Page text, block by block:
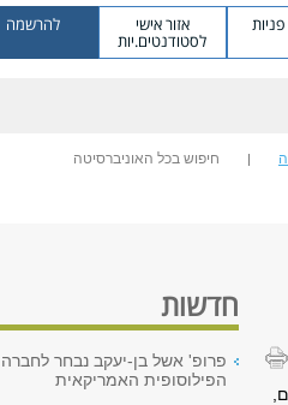
אזור אישי
לסטודנטים.יות
להרשמה
חיפוש בכל האוניברסיטה
חדשות
פרופ' אשל בן-יעקב נבחר לחברה
הפילוסופית האמריקאית